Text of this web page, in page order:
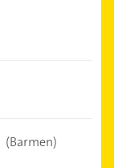
(Barmen)